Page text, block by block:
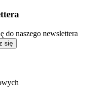
do naszego newslettera
się